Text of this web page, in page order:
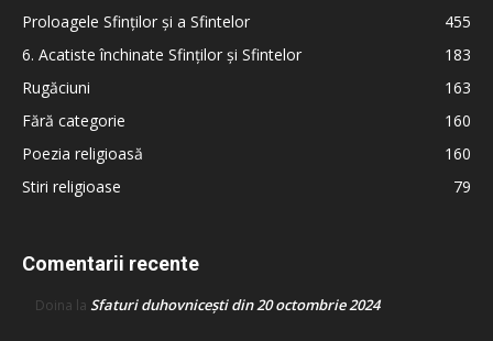
Proloagele Sfinților și a Sfintelor
455
6. Acatiste închinate Sfinților și Sfintelor
183
Rugăciuni
163
Fără categorie
160
Poezia religioasă
160
Stiri religioase
79
Comentarii recente
Doina la Sfaturi duhovnicești din 20 octombrie 2024